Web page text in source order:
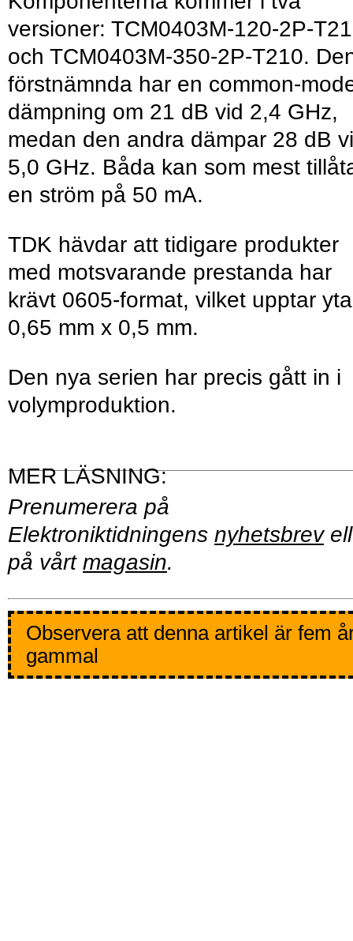
versioner: TCM0403M-120-2P-
och TCM0403M-350-2P-T210.
förstnämnda har en common-
dämpning om 21 dB vid 2,4 GHz,
medan den andra dämpar 28 dB
5,0 GHz. Båda kan som mest
en ström på 50 mA.
TDK hävdar att tidigare produkter
med motsvarande prestanda har
krävt 0605-format, vilket upptar
0,65 mm x 0,5 mm.
Den nya serien har precis gått in i
volymproduktion.
Prenumerera på
Elektroniktidningens nyhetsbrev
på vårt magasin.
Observera att denna artikel är fem
gammal